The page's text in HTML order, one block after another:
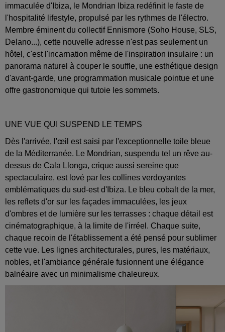
immaculée d'Ibiza, le Mondrian Ibiza redéfinit le faste de
l'hospitalité lifestyle, propulsé par les rythmes de l'électro.
Membre éminent du collectif Ennismore (Soho House, SLS,
Delano...), cette nouvelle adresse n'est pas seulement un
hôtel, c'est l'incarnation même de l'inspiration insulaire : un
panorama naturel à couper le souffle, une esthétique design
d'avant-garde, une programmation musicale pointue et une
offre gastronomique qui tutoie les sommets.
UNE VUE QUI SUSPEND LE TEMPS
Dès l'arrivée, l'œil est saisi par l'exceptionnelle toile bleue
de la Méditerranée. Le Mondrian, suspendu tel un rêve au-
dessus de Cala Llonga, crique aussi sereine que
spectaculaire, est lové par les collines verdoyantes
emblématiques du sud-est d'Ibiza. Le bleu cobalt de la mer,
les reflets d'or sur les façades immaculées, les jeux
d'ombres et de lumière sur les terrasses : chaque détail est
cinématographique, à la limite de l'irréel. Chaque suite,
chaque recoin de l'établissement a été pensé pour sublimer
cette vue. Les lignes architecturales, pures, les matériaux,
nobles, et l'ambiance générale fusionnent une élégance
balnéaire avec un minimalisme chaleureux.